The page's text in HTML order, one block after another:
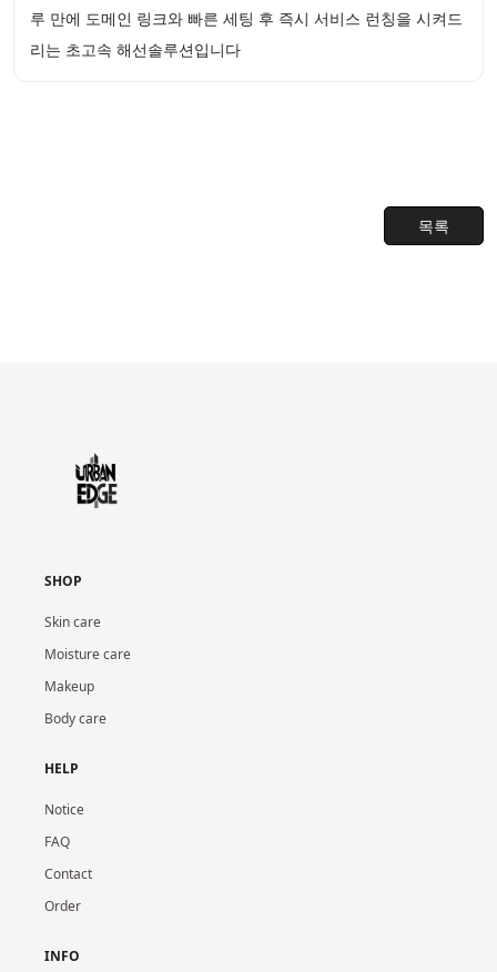
루 만에 도메인 링크와 빠른 세팅 후 즉시 서비스 런칭을 시켜드
리는 초고속 해선솔루션입니다
목록
SHOP
Skin care
Moisture care
Makeup
Body care
HELP
Notice
FAQ
Contact
Order
INFO